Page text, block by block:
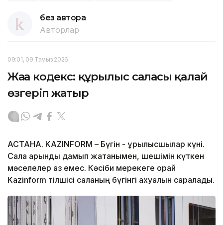
без автора
Авторлар
09:01, 09 Тамыз 2026
Жаңа кодекс: құрылыс саласы қалай
өзгеріп жатыр
АСТАНА. KAZINFORM – Бүгін - құрылысшылар күні.
Сала қарқынды дамып жатқанымен, шешімін күткен
мәселелер аз емес. Кәсіби мерекеге орай
Kazinform тілшісі саланың бүгінгі ахуалын саралады.